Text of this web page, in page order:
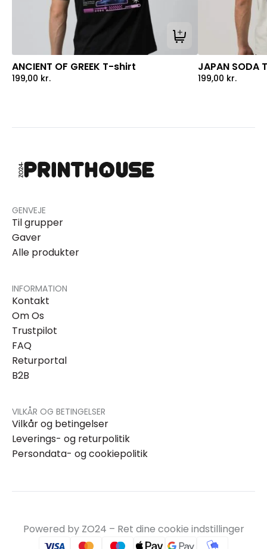
Tilføj til kurv
ANCIENT OF GREEK T-shirt
199,00 kr.
JAPAN SODA
199,00 kr.
GENVEJE
Til grupper
Gaver
Alle produkter
INFORMATION
Kontakt
Om Os
Trustpilot
FAQ
Returportal
B2B
VILKÅR OG BETINGELSER
Vilkår og betingelser
Leverings- og returpolitik
Persondata- og cookiepolitik
Powered by ZO24 – Ret dine cookie indstillinger